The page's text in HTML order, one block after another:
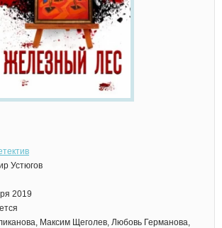
Устюгов
2019
Максим Щеголев, Любовь Германова,